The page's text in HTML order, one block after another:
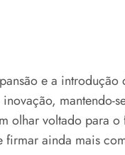
e a introdução
mantendo-
olhar voltado para
firmar ainda mais